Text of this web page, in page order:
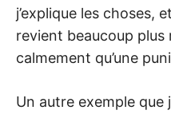
j’explique les choses,
revient beaucoup plus
calmement qu’une
Un autre exemple que